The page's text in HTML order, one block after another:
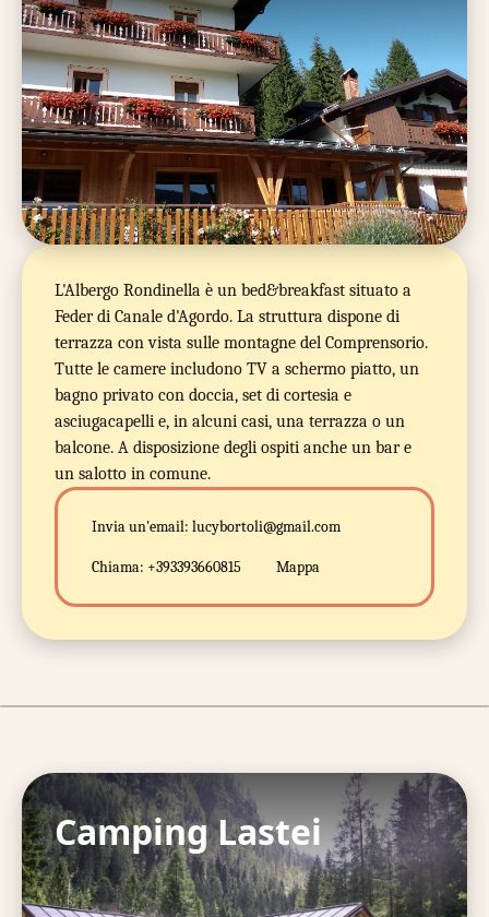
L'Albergo Rondinella è un bed&breakfast situato a
Feder di Canale d'Agordo. La struttura dispone di
terrazza con vista sulle montagne del Comprensorio.
Tutte le camere includono TV a schermo piatto, un
bagno privato con doccia, set di cortesia e
asciugacapelli e, in alcuni casi, una terrazza o un
balcone. A disposizione degli ospiti anche un bar e
un salotto in comune.
Invia un'email: lucybortoli@gmail.com
Chiama: +393393660815 Mappa
Camping Lastei